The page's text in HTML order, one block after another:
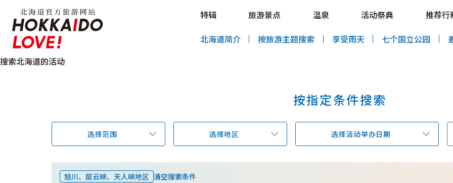
Hokkaido Official Tourism Site HOKKAIDO LOVE!
Hokkaido Official Tourism Site HOKKAIDO LOVE!
特辑 旅游景点 温泉 活动祭典
推荐行
北海道简介
按旅游主题搜索 享受雨天 七个国立公园
特辑
温泉
活动祭典
推荐行程
区域指南
预约
搜索北海道的活动
按指定条件搜索
选择范围 选择地区 选择活动举办日期
旭川、层云峡、天人峡地区 清空搜索条件